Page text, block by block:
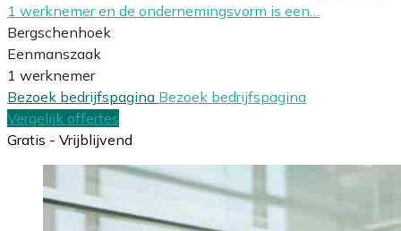
1 werknemer en de ondernemingsvorm is een…
Bergschenhoek
Eenmanszaak
1 werknemer
Bezoek bedrijfspagina Bezoek bedrijfspagina
Vergelijk offertes
Gratis - Vrijblijvend